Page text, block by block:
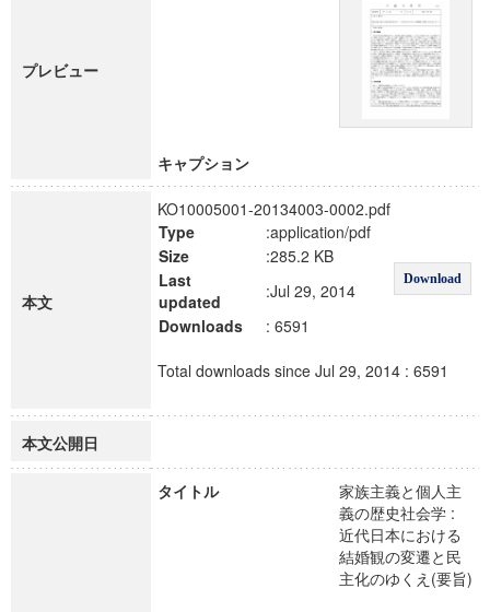
プレビュー
キャプション
本文
KO10005001-20134003-0002.pdf
Type
:application/pdf
Download
Size
:285.2 KB
Last
updated
:Jul 29, 2014
Downloads
: 6591
Total downloads since Jul 29, 2014 : 6591
本文公開日
タイトル
家族主義と個人主
義の歴史社会学 :
近代日本における
結婚観の変遷と民
主化のゆくえ(要旨)